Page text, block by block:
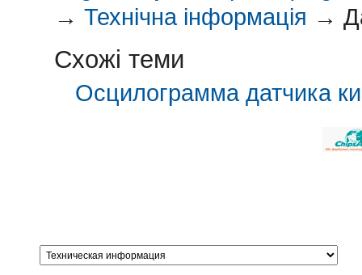
→Технічна інформація →
Схожі теми
Осцилограмма датчика